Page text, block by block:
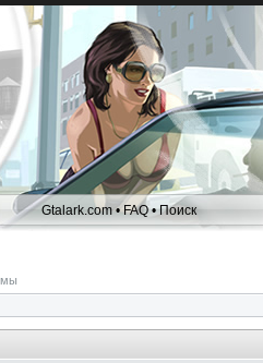
Gtalark.com •FAQ•Поиск